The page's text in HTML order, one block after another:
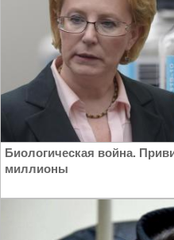
Биологическая война.
миллионы